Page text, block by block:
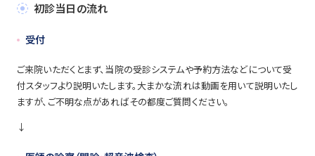
初診当日の流れ
受付
ご来院いただくとまず、当院の受診システムや予約方法などについて受
付スタッフより説明いたします。大まかな流れは動画を用いて説明いたし
ますが、ご不明な点があればその都度ご質問ください。
↓